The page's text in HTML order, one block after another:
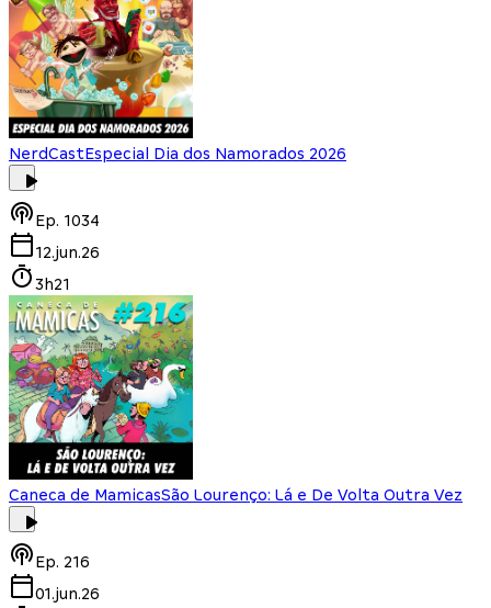
NerdCastEspecial Dia dos Namorados 2026
Ep. 1034
12.jun.26
3h21
Caneca de MamicasSão Lourenço: Lá e De Volta Outra Vez
Ep. 216
01.jun.26